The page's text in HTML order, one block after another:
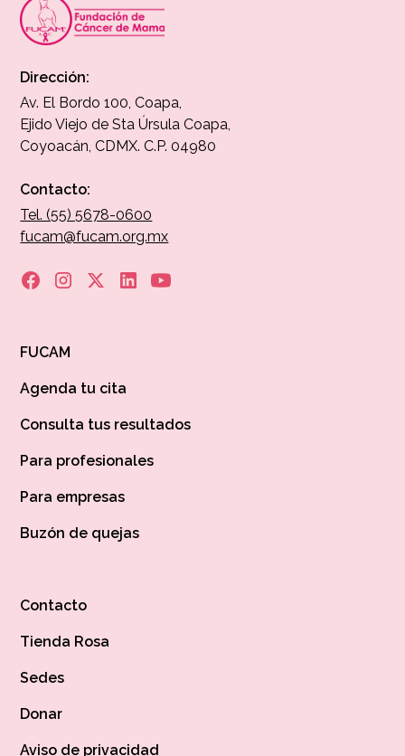
Dirección:
Av. El Bordo 100, Coapa,
Ejido Viejo de Sta Úrsula Coapa,
Coyoacán, CDMX. C.P. 04980
Contacto:
Tel. (55) 5678-0600
fucam@fucam.org.mx
FUCAM
Agenda tu cita
Consulta tus resultados
Para profesionales
Para empresas
Buzón de quejas
Contacto
Tienda Rosa
Sedes
Donar
Aviso de privacidad